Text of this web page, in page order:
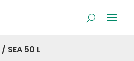
/ SEA 50 L